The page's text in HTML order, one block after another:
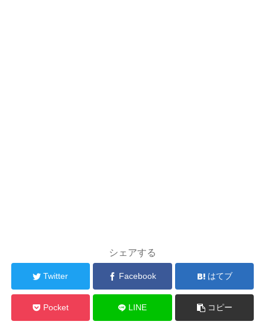
シェアする
Twitter Facebook はてブ
Pocket LINE コピー